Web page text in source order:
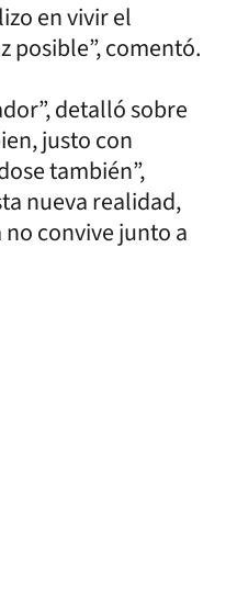
en vivir el
posible”, comentó.
detalló sobre
justo con
también”,
nueva realidad,
convive junto a